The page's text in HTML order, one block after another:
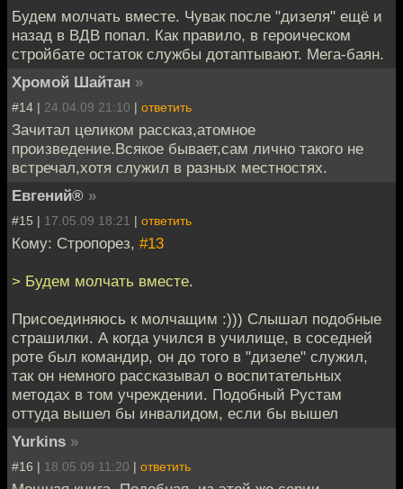
Будем молчать вместе. Чувак после "дизеля" ещё и
назад в ВДВ попал. Как правило, в героическом
стройбате остаток службы дотаптывают. Мега-баян.
Хромой Шайтан »
#14 | 24.04.09 21:10 | ответить
Зачитал целиком рассказ,атомное
произведение.Всякое бывает,сам лично такого не
встречал,хотя служил в разных местностях.
Евгений® »
#15 | 17.05.09 18:21 | ответить
Кому: Стропорез, #13
> Будем молчать вместе.
Присоединяюсь к молчащим :))) Слышал подобные
страшилки. А когда учился в училище, в соседней
роте был командир, он до того в "дизеле" служил,
так он немного рассказывал о воспитательных
методах в том учреждении. Подобный Рустам
оттуда вышел бы инвалидом, если бы вышел
Yurkins »
#16 | 18.05.09 11:20 | ответить